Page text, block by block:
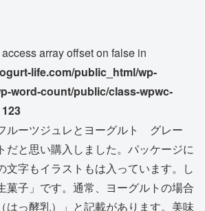
array offset on false in
life.com/public_html/wp-
word-count/public/class-wpwc-
123
ルーツジュレとヨーグルト グレー
だと思い購入しました。パッケージに
文字もイラストもは入っています。し
菓子」です。通常、ヨーグルトの場合
はっ酵乳）」と記載があります。美味